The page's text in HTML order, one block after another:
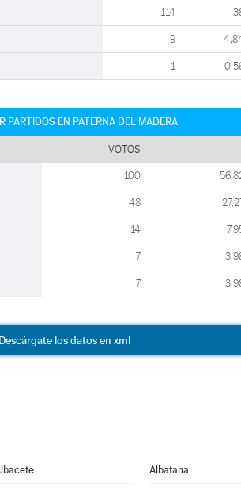
114
9
1
PARTIDOS EN PATERNA DEL MADERA
VOTOS
100
48
14
7
7
Descárgate los datos en xml
Albatana